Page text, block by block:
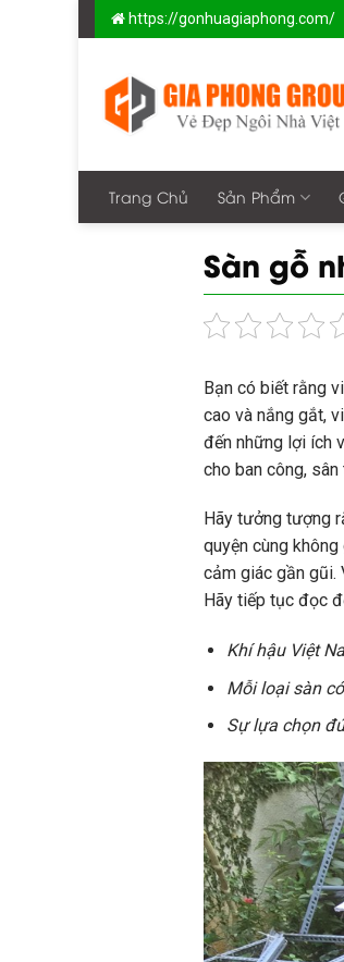
to
https://gonhuagiaphong.com/
Trang Chủ Sản Phẩm
Sàn gỗ
Bạn có biết rằng
cao và nắng gắt,
đến những lợi ích
cho ban công,
Hãy tưởng tượng
quyện cùng
cảm giác gần gũi.
Hãy tiếp tục đọc
Khí hậu Việt
Mỗi loại sàn
Sự lựa chọn